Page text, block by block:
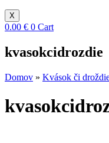
X
0.00 € 0 Cart
kvasokcidrozdie
Domov » Kvások či